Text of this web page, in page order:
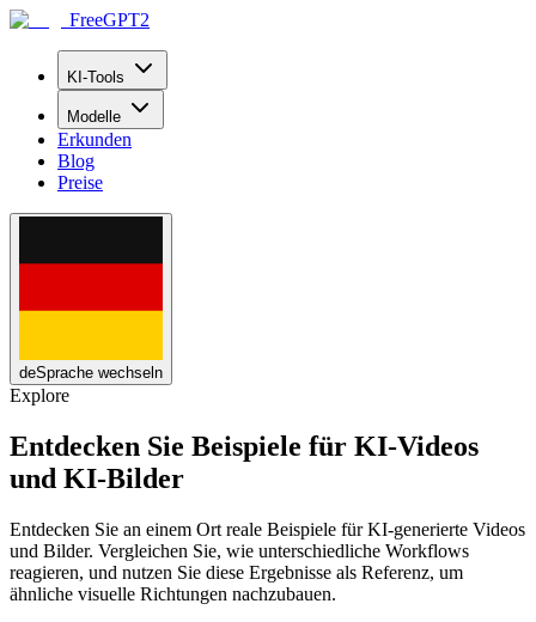
FreeGPT2
KI-Tools
Modelle
Erkunden
Blog
Preise
deSprache wechseln
Explore
Entdecken Sie Beispiele für KI-Videos
und KI-Bilder
Entdecken Sie an einem Ort reale Beispiele für KI-generierte Videos
und Bilder. Vergleichen Sie, wie unterschiedliche Workflows
reagieren, und nutzen Sie diese Ergebnisse als Referenz, um
ähnliche visuelle Richtungen nachzubauen.